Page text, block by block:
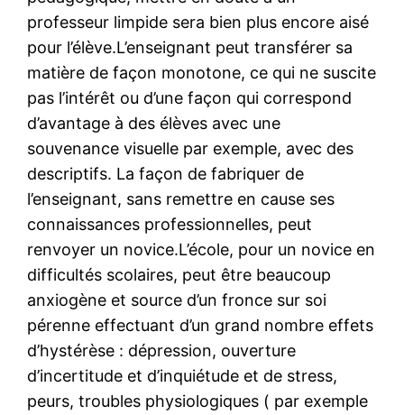
professeur limpide sera bien plus encore aisé
pour l’élève.L’enseignant peut transférer sa
matière de façon monotone, ce qui ne suscite
pas l’intérêt ou d’une façon qui correspond
d’avantage à des élèves avec une
souvenance visuelle par exemple, avec des
descriptifs. La façon de fabriquer de
l’enseignant, sans remettre en cause ses
connaissances professionnelles, peut
renvoyer un novice.L’école, pour un novice en
difficultés scolaires, peut être beaucoup
anxiogène et source d’un fronce sur soi
pérenne effectuant d’un grand nombre effets
d’hystérèse : dépression, ouverture
d’incertitude et d’inquiétude et de stress,
peurs, troubles physiologiques ( par exemple